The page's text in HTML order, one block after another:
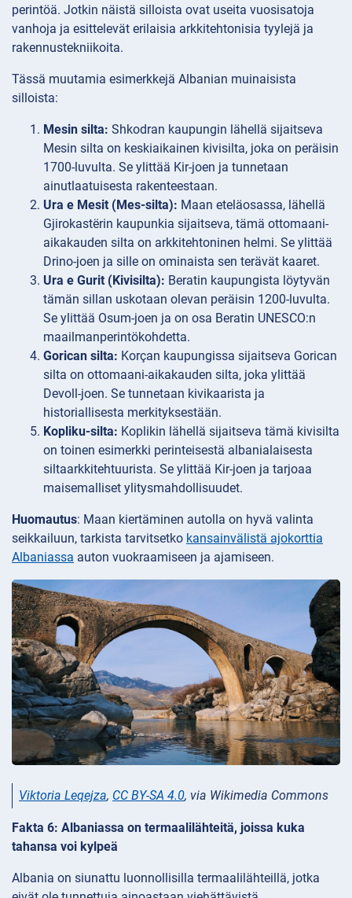
perintöä. Jotkin näistä silloista ovat useita vuosisatoja
vanhoja ja esittelevät erilaisia arkkitehtonisia tyylejä ja
rakennustekniikoita.
Tässä muutamia esimerkkejä Albanian muinaisista
silloista:
Mesin silta: Shkodran kaupungin lähellä sijaitseva
Mesin silta on keskiaikainen kivisilta, joka on peräisin
1700-luvulta. Se ylittää Kir-joen ja tunnetaan
ainutlaatuisesta rakenteestaan.
Ura e Mesit (Mes-silta): Maan eteläosassa, lähellä
Gjirokastërin kaupunkia sijaitseva, tämä ottomaani-
aikakauden silta on arkkitehtoninen helmi. Se ylittää
Drino-joen ja sille on ominaista sen terävät kaaret.
Ura e Gurit (Kivisilta): Beratin kaupungista löytyvän
tämän sillan uskotaan olevan peräisin 1200-luvulta.
Se ylittää Osum-joen ja on osa Beratin UNESCO:n
maailmanperintökohdetta.
Gorican silta: Korçan kaupungissa sijaitseva Gorican
silta on ottomaani-aikakauden silta, joka ylittää
Devoll-joen. Se tunnetaan kivikaarista ja
historiallisesta merkityksestään.
Kopliku-silta: Koplikin lähellä sijaitseva tämä kivisilta
on toinen esimerkki perinteisestä albanialaisesta
siltaarkkitehtuurista. Se ylittää Kir-joen ja tarjoaa
maisemalliset ylitysmahdollisuudet.
Huomautus: Maan kiertäminen autolla on hyvä valinta
seikkailuun, tarkista tarvitsetko kansainvälistä ajokorttia
Albaniassa auton vuokraamiseen ja ajamiseen.
Viktoria Leqejza, CC BY-SA 4.0, via Wikimedia Commons
Fakta 6: Albaniassa on termaalilähteitä, joissa kuka
tahansa voi kylpeä
Albania on siunattu luonnollisilla termaalilähteillä, jotka